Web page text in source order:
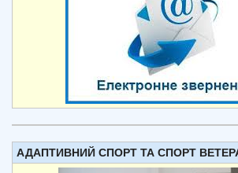
АДАПТИВНИЙ СПОРТ ТА СПОРТ